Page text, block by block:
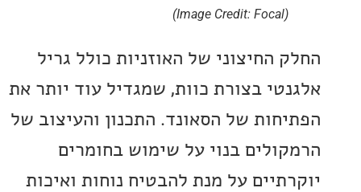
החיצוני של האוזניות כולל גריל
בצורת כוות, שמגדיל עוד יותר את
של הסאונד. התכנון והעיצוב של
בנוי על שימוש בחומרים
על מנת להבטיח נוחות ואיכות